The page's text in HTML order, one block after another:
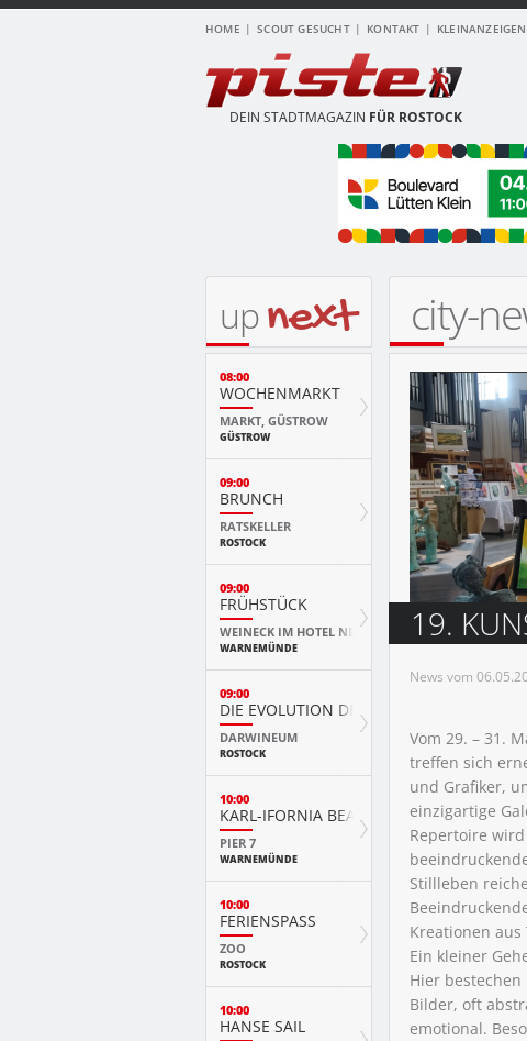
HOME SCOUT GESUCHT KONTAKT KLEINANZEIGEN
DEIN STADTMAGAZIN FÜR ROSTOCK
city-
19.
News vom
Vom 29. – 31.
treffen sich
und Grafiker,
einzigartige
Repertoire
Stillleben
Kreationen aus
Ein kleiner
Hier
Bilder, oft
emotional.
upnext
08:00
WOCHENMARKT
MARKT, GÜSTROW
GÜSTROW
09:00
BRUNCH
RATSKELLER
ROSTOCK
09:00
FRÜHSTÜCK
WEINECK IM HOTEL NEPTUN
WARNEMÜNDE
09:00
DIE EVOLUTION DER TIERE MIT PLAYMOBIL
DARWINEUM
ROSTOCK
10:00
KARL-IFORNIA BEACH SANDWELTEN
PIER 7
WARNEMÜNDE
10:00
FERIENSPASS
ZOO
ROSTOCK
10:00
HANSE SAIL